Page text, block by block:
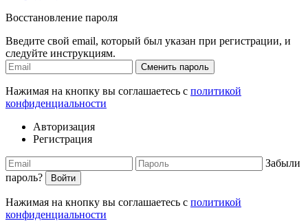
Восстановление пароля
Введите свой email, который был указан при регистрации, и
следуйте инструкциям.
Сменить пароль
Нажимая на кнопку вы соглашаетесь с политикой
конфиденциальности
Авторизация
Регистрация
Забыли
пароль?
Войти
Нажимая на кнопку вы соглашаетесь с политикой
конфиденциальности